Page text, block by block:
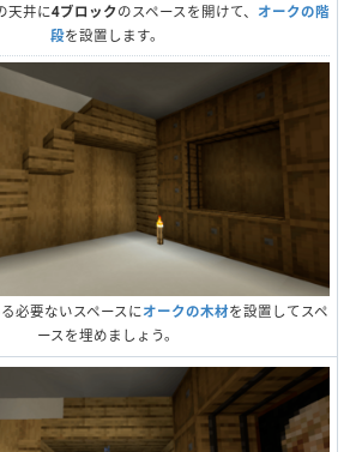
天井に4ブロックのスペースを開けて、 オークの階
段を設置します。
必要ないスペースにオークの木材を設置してスペ
ースを埋めましょう。